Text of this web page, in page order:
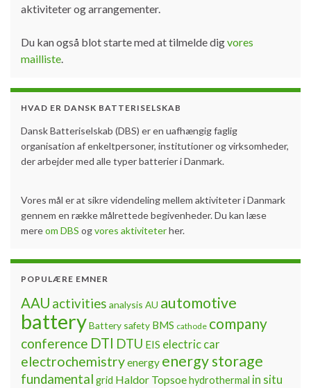
aktiviteter og arrangementer.
Du kan også blot starte med at tilmelde digvores
mailliste.
HVAD ER DANSK BATTERISELSKAB
Dansk Batteriselskab (DBS) er en uafhængig faglig
organisation af enkeltpersoner, institutioner og virksomheder,
der arbejder med alle typer batterier i Danmark.
Vores mål er at sikre videndeling mellem aktiviteter i Danmark
gennem en række målrettede begivenheder. Du kan læse
mereom DBS ogvores aktiviteterher.
POPULÆRE EMNER
AAU activities analysis AU automotive
batteryBattery safety BMS cathode company
conference DTI DTU EIS electric car
electrochemistryenergy energy storage
fundamental grid Haldor Topsoehydrothermal in situ